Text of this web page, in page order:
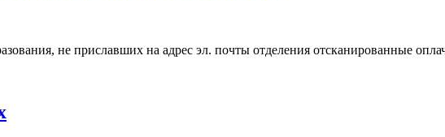
не приславших на адрес эл. почты отделения отсканированные